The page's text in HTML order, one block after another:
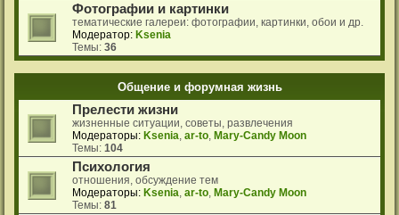
Фотографии и картинки
тематические галереи: фотографии, картинки, обои и др.
Модератор: Ksenia
Темы: 36
Общение и форумная жизнь
Прелести жизни
жизненные ситуации, советы, развлечения
Модераторы: Ksenia ar-to Mary-Candy Moon
Темы: 104
Психология
отношения, обсуждение тем
Модераторы: Ksenia ar-to Mary-Candy Moon
Темы: 81